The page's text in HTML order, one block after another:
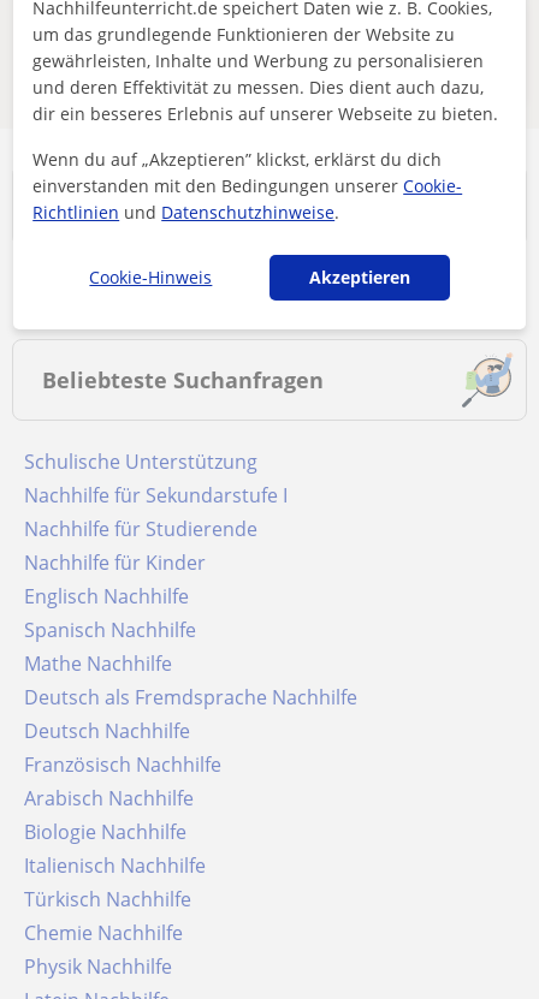
Diese Online-Lehrkräfte für deutsch
könnten für dich interessant sein
Ort
Nachhilfe in Nideggen
Beliebteste Suchanfragen
Schulische Unterstützung
Nachhilfe für Sekundarstufe I
Nachhilfe für Studierende
Nachhilfe für Kinder
Englisch Nachhilfe
Spanisch Nachhilfe
Mathe Nachhilfe
Deutsch als Fremdsprache Nachhilfe
Deutsch Nachhilfe
Französisch Nachhilfe
Arabisch Nachhilfe
Biologie Nachhilfe
Italienisch Nachhilfe
Türkisch Nachhilfe
Chemie Nachhilfe
Physik Nachhilfe
Nachhilfeunterricht.de speichert Daten wie z. B. Cookies,
um das grundlegende Funktionieren der Website zu
gewährleisten, Inhalte und Werbung zu personalisieren
und deren Effektivität zu messen. Dies dient auch dazu,
dir ein besseres Erlebnis auf unserer Webseite zu bieten.
Wenn du auf „Akzeptieren” klickst, erklärst du dich
einverstanden mit den Bedingungen unsererCookie-
Richtlinien und Datenschutzhinweise.
Cookie-Hinweis Akzeptieren